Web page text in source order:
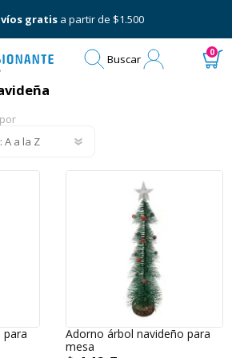
gratisa partir de $1.500
Buscar 0
para
Adorno árbol navideño para
mesa